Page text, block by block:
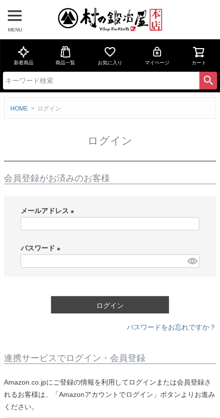
MENU
新着商品 商品一覧 お気に入り マイページ カート
HOME ログイン
ログイン
会員登録がお済みのお客様
メールアドレス
パスワード
ログイン
パスワードをお忘れですか？
連携サービスでログイン・会員登録
Amazon.co.jpにご登録の情報を利用してログインまたは会員登録さ
れるお客様は、「Amazonアカウントでログイン」ボタンよりお進み
ください。